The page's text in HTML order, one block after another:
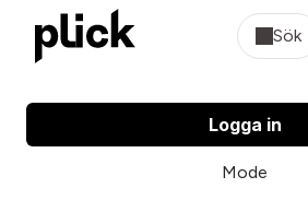
Sök
Logga in
Mode